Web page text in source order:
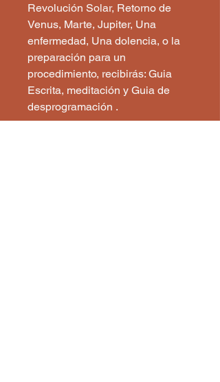
Revolución Solar, Retorno de
Venus, Marte, Jupiter, Una
enfermedad, Una dolencia, o la
preparación para un
procedimiento, recibirás: Guia
Escrita, meditación y Guia de
desprogramación .